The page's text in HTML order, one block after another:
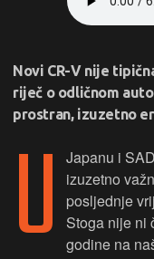
Novi CR-V nije
riječ o odličnom
prostran, izuzetno
U
Japanu i
izuzetno
posljednje
Stoga nije ni
godine na